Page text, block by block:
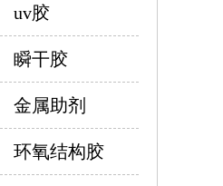
uv胶
瞬干胶
金属助剂
环氧结构胶